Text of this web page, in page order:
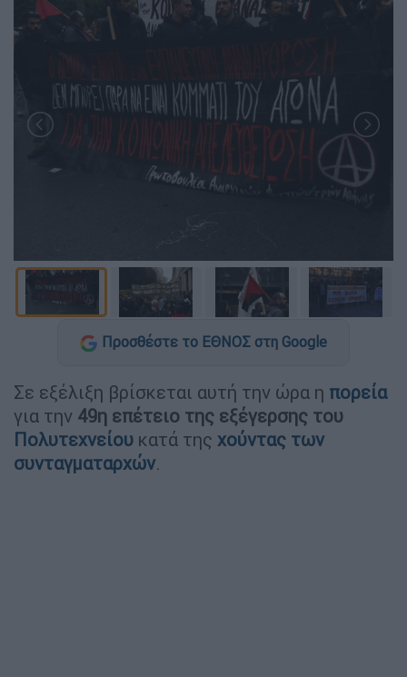
Προσθέστε το ΕΘΝΟΣ στη Google
Σε εξέλιξη βρίσκεται αυτή την ώρα η πορεία
για την 49η επέτειο της εξέγερσης του
Πολυτεχνείου κατά της χούντας των
συνταγματαρχών.